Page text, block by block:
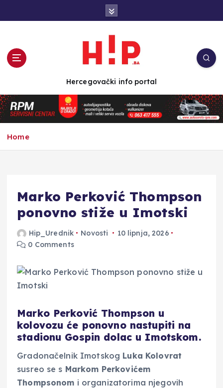
n
t
e
Hercegovački info portal
Home
Marko Perković Thompson
ponovno stiže u Imotski
Hip_Urednik Novosti
10 lipnja, 2026
0 Comments
Marko Perković Thompson u
kolovozu će ponovno nastupiti na
stadionu Gospin dolac u Imotskom.
Gradonačelnik Imotskog Luka Kolovrat
susreo se s Markom Perkovićem
Thompsonom i organizatorima njegovih